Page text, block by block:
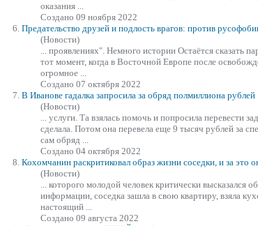
оказания ...
Создано 09 ноября 2022
6. Предательство друзей и подлость врагов: против
(Новости)
... проявлениях". Немного истории Остаётся сказать
тот момент, когда в Восточной Европе после
огромное ...
Создано 07 октября 2022
7. В Иванове гадалка запросила за обряд полмиллиона рублей
(Новости)
... услуги. Та взялась помочь и попросила перевести
сделала. Потом она перевела еще 9 тысяч рублей за
сам обряд ...
Создано 04 октября 2022
8. Кохомчанин раскритиковал образ жизни соседки, и за это
(Новости)
... которого молодой человек критически
информации, соседка зашла в свою квартиру, взяла
настоящий ...
Создано 09 августа 2022